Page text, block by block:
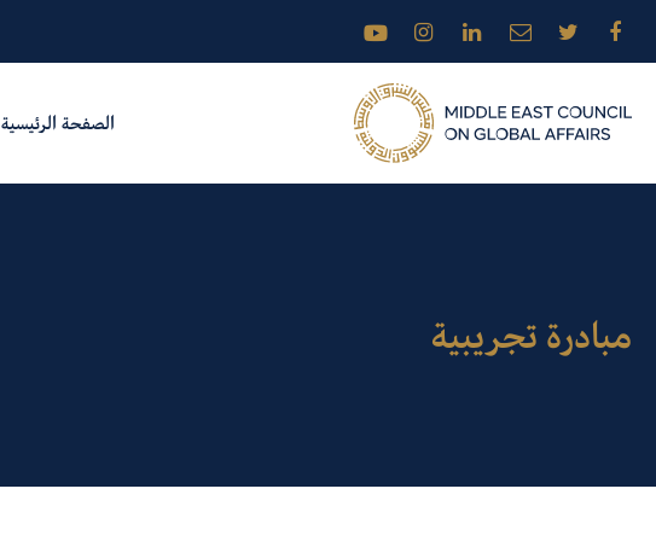
الصفحة الرئيسية
مبادرة تجريبية